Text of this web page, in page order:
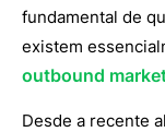
fundamental de
existem
outbound
Desde a recente